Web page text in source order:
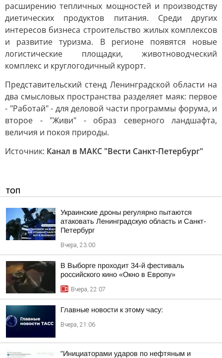
расширению тепличных мощностей и производству
диетических продуктов питания. Среди других
интересов бизнеса строительство жилых комплексов
и развитие туризма. В регионе появятся новые
логистические площадки, животноводческий
комплекс и круглогодичный курорт.
Представительский стенд Ленинградской области на
два смысловых пространства разделяет маяк: первое
- "Работай" - для деловой части программы форума, и
второе - "Живи" - образ северного ландшафта,
величия и покоя природы.
Источник: Канал в МАКС "Вести Санкт-Петербург"
ТОП
Украинские дроны регулярно пытаются
атаковать Ленинградскую область и Санкт-
Петербург
Вчера, 23:00
В Выборге проходит 34-й фестиваль
российского кино «Окно в Европу»
Вчера, 22:07
Главные новости к этому часу:
Вчера, 21:06
"Инициаторами ударов по нефтяным и